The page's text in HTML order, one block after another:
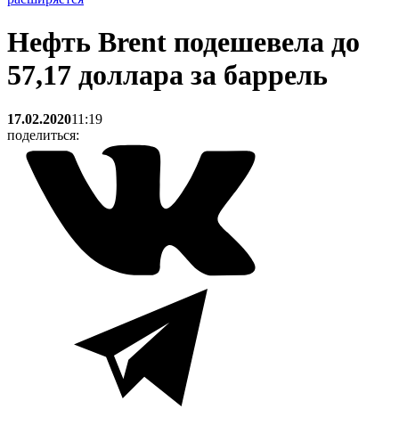
Нефть Brent подешевела до
57,17 доллара за баррель
17.02.202011:19
поделиться: